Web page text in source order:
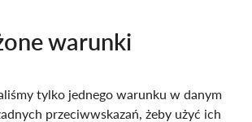
warunki
tylko jednego warunku w danym
przeciwwskazań, żeby użyć ich